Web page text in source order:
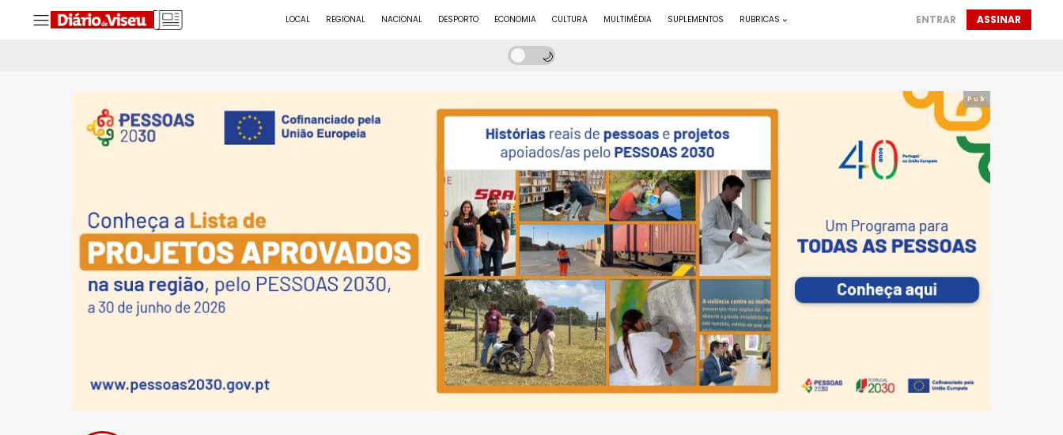
LOCAL REGIONAL NACIONAL DESPORTO ECONOMIA CULTURA MULTIMÉDIA SUPLEMENTOS RUBRICAS ENTRAR ASSINAR
Pub